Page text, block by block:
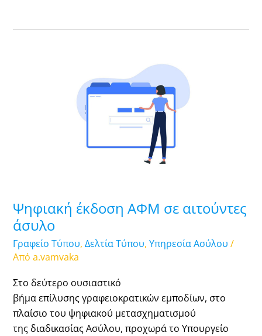
Ψηφιακή έκδοση ΑΦΜ σε αιτούντες
άσυλο
Γραφείο Τύπου, Δελτία Τύπου, Υπηρεσία Ασύλου /
Από a.vamvaka
Στο δεύτερο ουσιαστικό
βήμα επίλυσης γραφειοκρατικών εμποδίων, στο
πλαίσιο του ψηφιακού μετασχηματισμού
της διαδικασίας Ασύλου, προχωρά το Υπουργείο